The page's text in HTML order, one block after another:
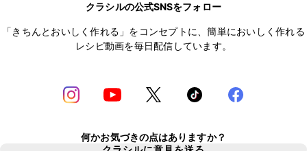
クラシルの公式SNSをフォロー
「きちんとおいしく作れる」をコンセプトに、簡単においしく作れる
レシピ動画を毎日配信しています。
何かお気づきの点はありますか？